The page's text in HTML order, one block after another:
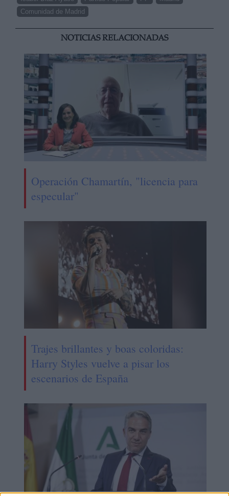
Comunidad de Madrid
NOTICIAS RELACIONADAS
Operación Chamartín, "licencia para
especular"
Trajes brillantes y boas coloridas:
Harry Styles vuelve a pisar los
escenarios de España